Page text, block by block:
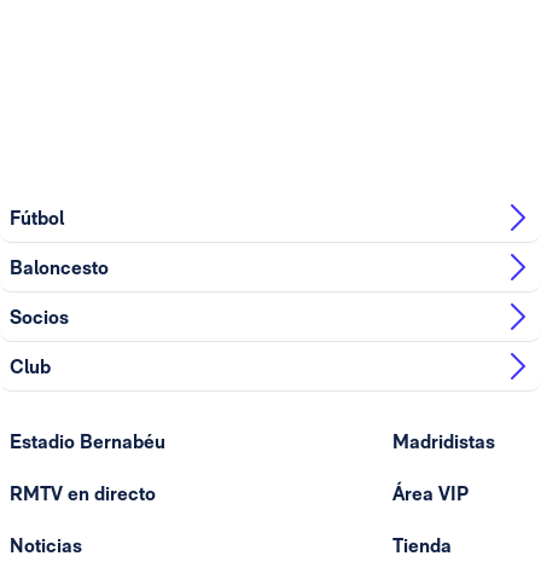
Fútbol
Baloncesto
Socios
Club
Estadio Bernabéu
RMTV en directo
Noticias
Madridistas
Área VIP
Tienda